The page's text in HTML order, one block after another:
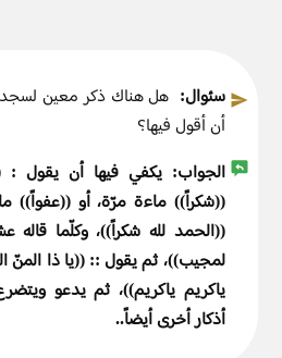
سئوال: هل هناك ذكر معين
أن أقول فيها؟
الجواب: يكفي فيها أن يقول :
((شكراً)) ماءة مرّة، أو ((عفواً))
((الحمد لله شكراً))، وكلّما
لمجيب))، ثم يقول :: ((يا ذا المنّ
ياكريم ياكريم))، ثم يدعو
أذكار أخرى أيضاً..